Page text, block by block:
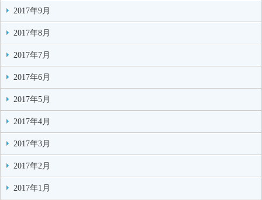
2017年9月
2017年8月
2017年7月
2017年6月
2017年5月
2017年4月
2017年3月
2017年2月
2017年1月